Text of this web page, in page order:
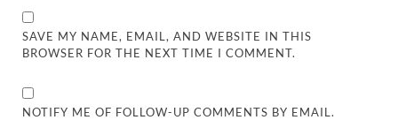
SAVE MY NAME, EMAIL, AND WEBSITE IN THIS
BROWSER FOR THE NEXT TIME I COMMENT.
NOTIFY ME OF FOLLOW-UP COMMENTS BY EMAIL.